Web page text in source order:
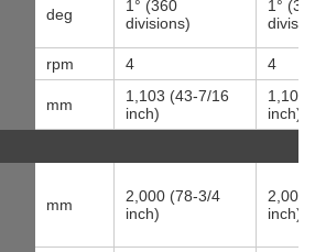
deg
1° (360
divisions)
1°
rpm 4 4
mm
1,103 (43-7/16
inch)
1,103
inch)
mm
2,000 (78-3/4
inch)
2,000
inch)